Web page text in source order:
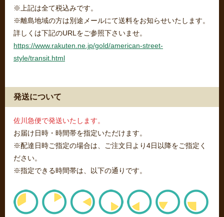
※上記は全て税込みです。
※離島地域の方は別途メールにて送料をお知らせいたします。
詳しくは下記のURLをご参照下さいませ。
https://www.rakuten.ne.jp/gold/american-street-
style/transit.html
発送について
佐川急便で発送いたします。
お届け日時・時間帯を指定いただけます。
※配達日時ご指定の場合は、ご注文日より4日以降をご指定く
ださい。
※指定できる時間帯は、以下の通りです。